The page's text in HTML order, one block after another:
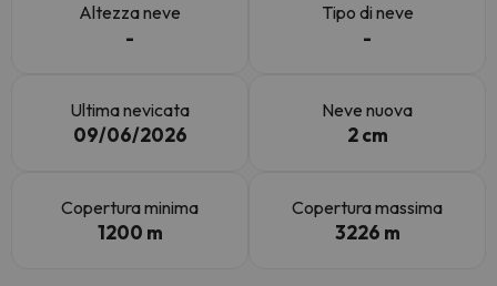
Altezza neve
-
Tipo di neve
-
Ultima nevicata
09/06/2026
Neve nuova
2 cm
Copertura minima
1200 m
Copertura massima
3226 m